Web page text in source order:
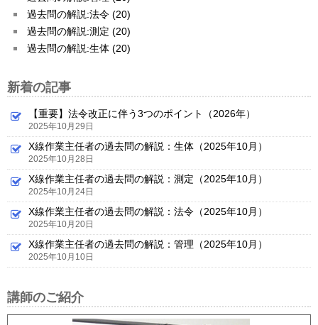
過去問の解説:法令 (20)
過去問の解説:測定 (20)
過去問の解説:生体 (20)
新着の記事
【重要】法令改正に伴う3つのポイント（2026年）
2025年10月29日
X線作業主任者の過去問の解説：生体（2025年10月）
2025年10月28日
X線作業主任者の過去問の解説：測定（2025年10月）
2025年10月24日
X線作業主任者の過去問の解説：法令（2025年10月）
2025年10月20日
X線作業主任者の過去問の解説：管理（2025年10月）
2025年10月10日
講師のご紹介